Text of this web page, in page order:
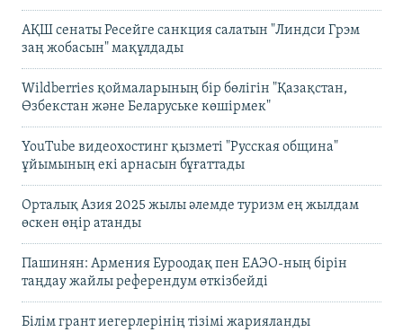
АҚШ сенаты Ресейге санкция салатын "Линдси Грэм
заң жобасын" мақұлдады
Wildberries қоймаларының бір бөлігін "Қазақстан,
Өзбекстан және Беларуське көшірмек"
YouTube видеохостинг қызметі "Русская община"
ұйымының екі арнасын бұғаттады
Орталық Азия 2025 жылы әлемде туризм ең жылдам
өскен өңір атанды
Пашинян: Армения Еуроодақ пен ЕАЭО-ның бірін
таңдау жайлы референдум өткізбейді
Білім грант иегерлерінің тізімі жарияланды